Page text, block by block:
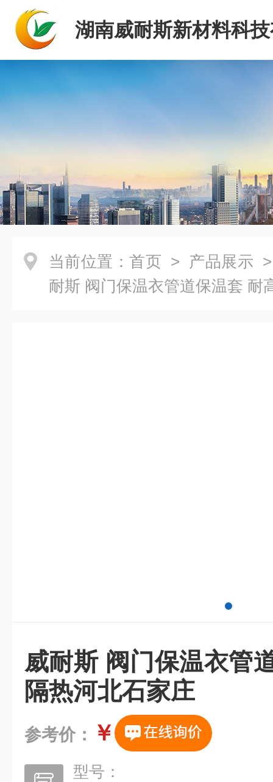
湖南威耐斯新材料科
司
当前位置： 首页 > 产品展示
耐斯 阀门保温衣管道保温套 耐
威耐斯 阀门保温衣管
隔热河北石家庄
参考价： ￥
型号：